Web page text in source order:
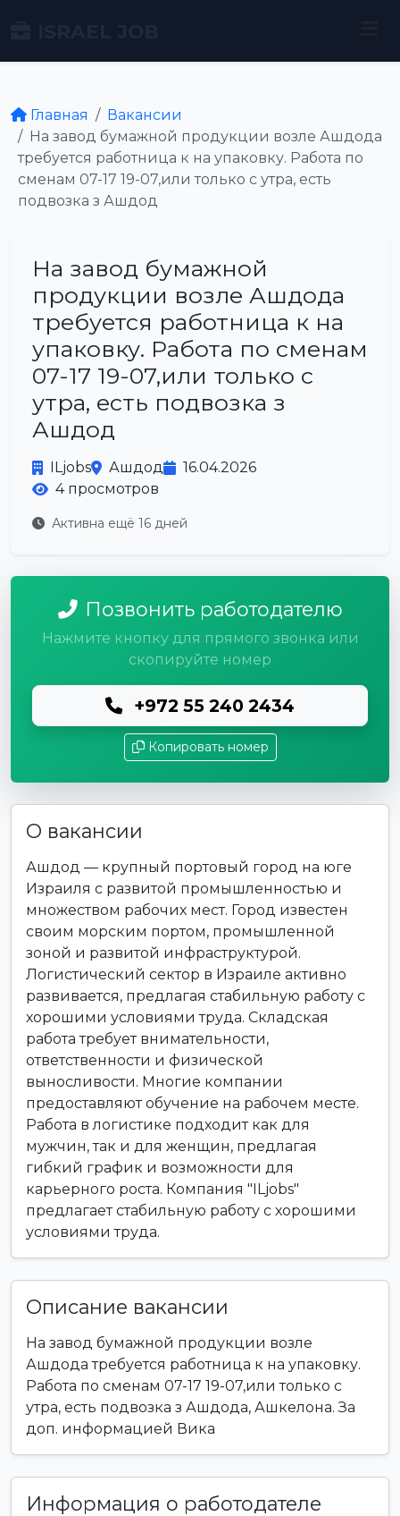
Главная
Вакансии
На завод бумажной продукции возле Ашдода
требуется работница к на упаковку. Работа по
сменам 07-17 19-07,или только с утра, есть
подвозка з Ашдод
На завод бумажной
продукции возле Ашдода
требуется работница к на
упаковку. Работа по сменам
07-17 19-07,или только с
утра, есть подвозка з
Ашдод
ILjobs Ашдод
16.04.2026
4 просмотров
Активна ещё 16 дней
Позвонить работодателю
Нажмите кнопку для прямого звонка или
скопируйте номер
+972 55 240 2434
Копировать номер
О вакансии
Ашдод — крупный портовый город на юге
Израиля с развитой промышленностью и
множеством рабочих мест. Город известен
своим морским портом, промышленной
зоной и развитой инфраструктурой.
Логистический сектор в Израиле активно
развивается, предлагая стабильную работу с
хорошими условиями труда. Складская
работа требует внимательности,
ответственности и физической
выносливости. Многие компании
предоставляют обучение на рабочем месте.
Работа в логистике подходит как для
мужчин, так и для женщин, предлагая
гибкий график и возможности для
карьерного роста. Компания "ILjobs"
предлагает стабильную работу с хорошими
условиями труда.
Описание вакансии
На завод бумажной продукции возле
Ашдода требуется работница к на упаковку.
Работа по сменам 07-17 19-07,или только с
утра, есть подвозка з Ашдода, Ашкелона. За
доп. информацией Вика
Информация о работодателе